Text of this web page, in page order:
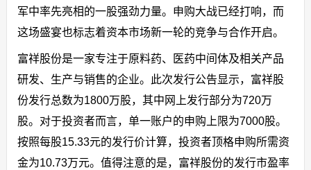
军中率先亮相的一股强劲力量。申购大战已经打响，而
这场盛宴也标志着资本市场新一轮的竞争与合作开启。
富祥股份是一家专注于原料药、医药中间体及相关产品
研发、生产与销售的企业。此次发行公告显示，富祥股
份发行总数为1800万股，其中网上发行部分为720万
股。对于投资者而言，单一账户的申购上限为7000股。
按照每股15.33元的发行价计算，投资者顶格申购所需资
金为10.73万元。值得注意的是，富祥股份的发行市盈率